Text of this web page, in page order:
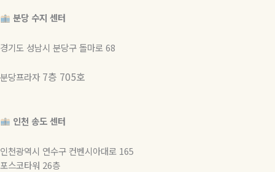
분당 수지 센터
경기도 성남시 분당구 돌마로 68
분당프라자 7층 705호
인천 송도 센터
인천광역시 연수구 컨벤시아대로 165
포스코타워 26층